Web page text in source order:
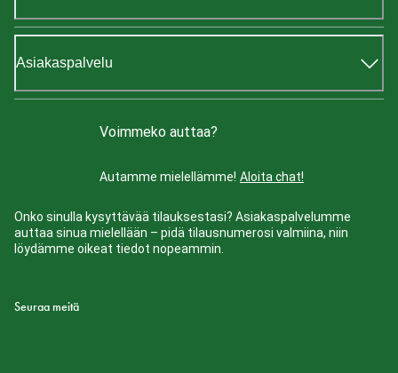
Asiakaspalvelu
Voimmeko auttaa?
Autamme mielellämme! Aloita chat!
Onko sinulla kysyttävää tilauksestasi? Asiakaspalvelumme
auttaa sinua mielellään – pidä tilausnumerosi valmiina, niin
löydämme oikeat tiedot nopeammin.
Seuraa meitä